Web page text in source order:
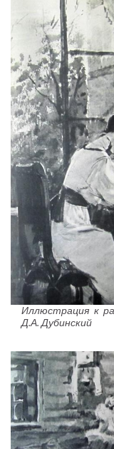
Иллюстрация к
Д.А. Дубинский